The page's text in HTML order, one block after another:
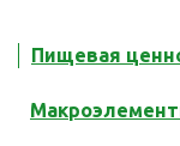
Пищевая